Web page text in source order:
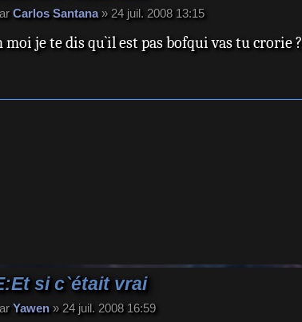
Carlos Santana» 24 juil. 2008 13:15
moi je te dis qu`il est pas bofqui vas tu crorie ?
si c`était vrai
Yawen» 24 juil. 2008 16:59